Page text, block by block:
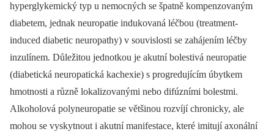
hyperglykemický typ u nemocných se špatně kompenzovaným
diabetem, jednak neuropatie indukovaná léčbou (treatment-
induced diabetic neuropathy) v souvislosti se zahájením léčby
inzulínem. Důležitou jednotkou je akutní bolestivá neuropatie
(diabetická neuropatická kachexie) s progredujícím úbytkem
hmotnosti a různě lokalizovanými nebo difúzními bolestmi.
Alkoholová polyneuropatie se většinou rozvíjí chronicky, ale
mohou se vyskytnout i akutní manifestace, které imitují axonální